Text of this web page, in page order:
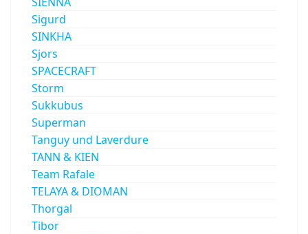
Sigurd
SINKHA
Sjors
SPACECRAFT
Storm
Sukkubus
Superman
Tanguy und Laverdure
TANN & KIEN
Team Rafale
TELAYA & DIOMAN
Thorgal
Tibor